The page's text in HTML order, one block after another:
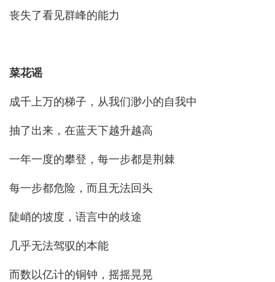
丧失了看见群峰的能力
菜花谣
成千上万的梯子，从我们渺小的自我中
抽了出来，在蓝天下越升越高
一年一度的攀登，每一步都是荆棘
每一步都危险，而且无法回头
陡峭的坡度，语言中的歧途
几乎无法驾驭的本能
而数以亿计的铜钟，摇摇晃晃